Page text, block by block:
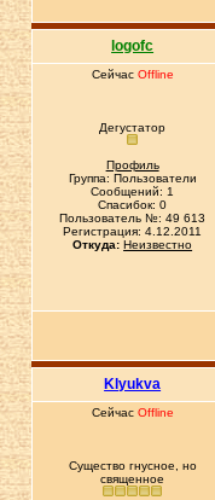
logofc
Сейчас Offline
Дегустатор
Профиль
Группа: Пользователи
Сообщений: 1
Спасибок: 0
Пользователь №: 49 613
Регистрация: 4.12.2011
Откуда: Неизвестно
Klyukva
Сейчас Offline
Существо гнусное, но
священное